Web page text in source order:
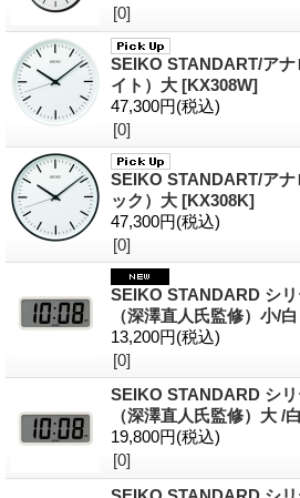
[0]
SEIKO STANDART/ア
イト）大 [KX308W]
47,300円(税込)
[0]
SEIKO STANDART/ア
ック）大 [KX308K]
47,300円(税込)
[0]
SEIKO STANDARD シ
（深澤直人氏監修）小/白
13,200円(税込)
[0]
SEIKO STANDARD シ
（深澤直人氏監修）大 /白
19,800円(税込)
[0]